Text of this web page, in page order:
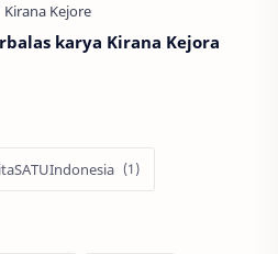
karya Kirana Kejora